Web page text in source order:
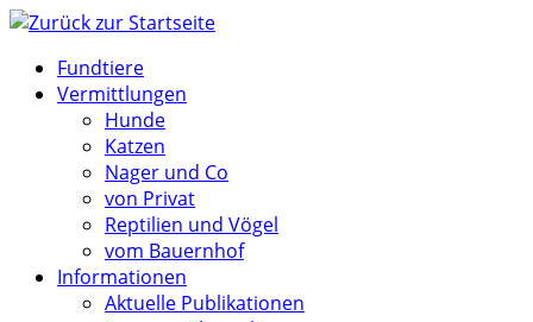
Zum
springenFundtiere
Vermittlungen
Hunde
Katzen
Nager und Co
von Privat
Reptilien und Vögel
vom Bauernhof
Informationen
Aktuelle Publikationen